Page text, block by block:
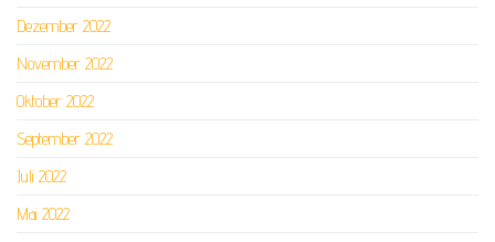
Dezember 2022
November 2022
Oktober 2022
September 2022
Juli 2022
Mai 2022